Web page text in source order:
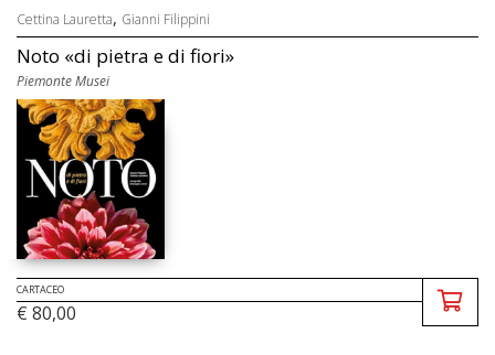
Cettina Lauretta, Gianni Filippini
Noto «di pietra e di fiori»
Piemonte Musei
CARTACEO
€ 80,00